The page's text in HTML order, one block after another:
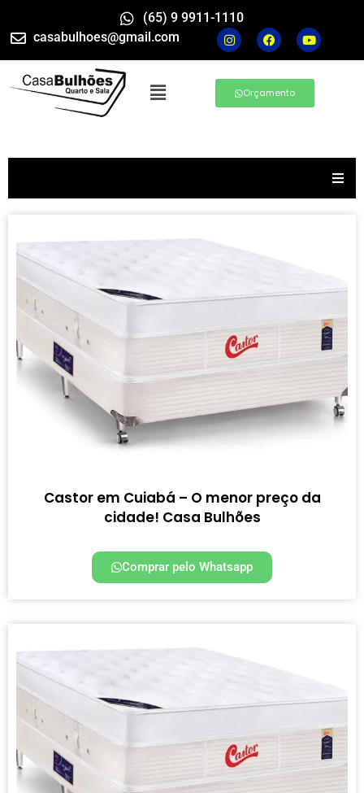
(65) 9 9911-1110
casabulhoes@gmail.com
Orçamento
Castor em Cuiabá – O menor preço da
cidade! Casa Bulhões
Comprar pelo Whatsapp